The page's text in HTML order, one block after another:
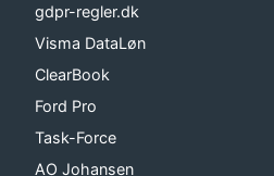
gdpr-regler.dk
Visma DataLøn
ClearBook
Ford Pro
Task-Force
AO Johansen